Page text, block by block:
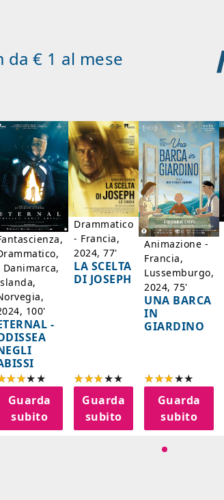
€ 1 al mese
Danimarca,
100'
-
Guarda
subito
Drammatico
- Francia,
2024, 77'
LA SCELTA
DI JOSEPH
Guarda
subito
Animazione -
Francia,
Lussemburgo,
2024, 75'
UNA BARCA
IN
GIARDINO
Guarda
subito